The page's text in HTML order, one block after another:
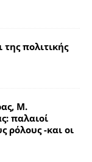
πολιτικής
Μ.
παλαιοί
ρόλους -και οι